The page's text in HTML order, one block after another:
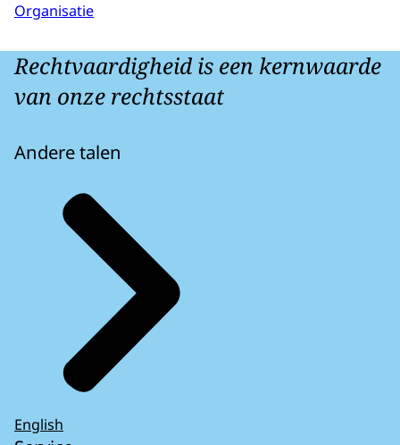
Organisatie
Rechtvaardigheid is een kernwaarde
van onze rechtsstaat
Andere talen
English